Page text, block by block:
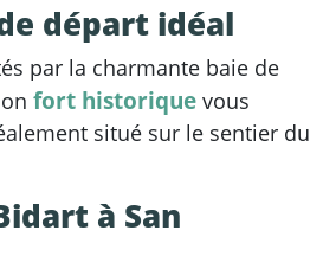
départ idéal
par la charmante baie de
fort historique vous
situé sur le sentier du
à San